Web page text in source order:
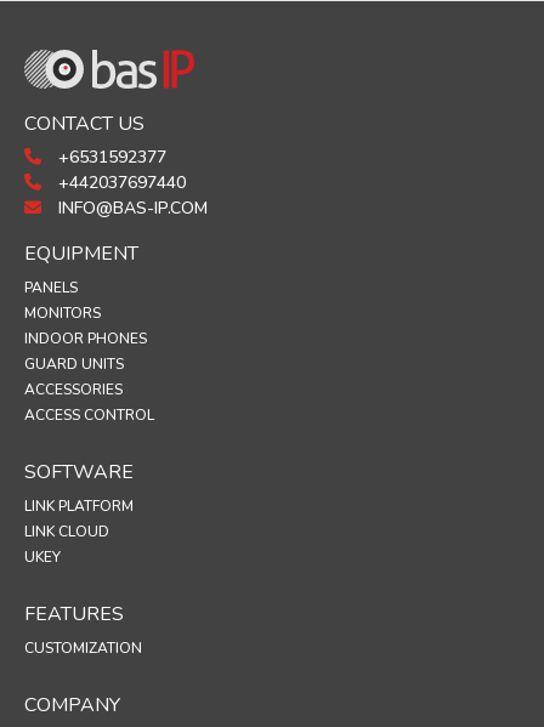
CONTACT US
+6531592377
+442037697440
INFO@BAS-IP.COM
EQUIPMENT
PANELS
MONITORS
INDOOR PHONES
GUARD UNITS
ACCESSORIES
ACCESS CONTROL
SOFTWARE
LINK PLATFORM
LINK CLOUD
UKEY
FEATURES
CUSTOMIZATION
COMPANY